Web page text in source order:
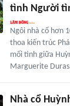
tình Người
Ngôi nhà cổ hơn
thoa kiến trúc
mối tình giữa
Marguerite
Nhà cổ